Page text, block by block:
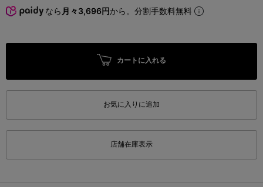
なら 月々3,696円から。分割手数料無料
カートに入れる
お気に入りに追加
店舗在庫表示